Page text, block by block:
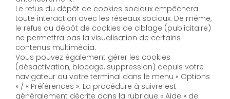
Le refus du dépôt de cookies sociaux empêchera
toute interaction avec les réseaux sociaux. De même,
le refus du dépôt de cookies de ciblage (publicitaire)
ne permettra pas la visualisation de certains
contenus multimédia.
Vous pouvez également gérer les cookies
(désactivation, blocage, suppression) depuis votre
navigateur ou votre terminal dans le menu « Options
» / « Préférences ». La procédure à suivre est
généralement décrite dans la rubrique « Aide » de